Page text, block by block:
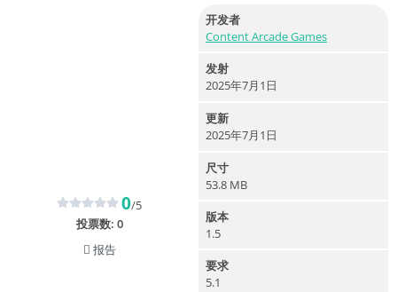
0/5
投票数: 0
报告
开发者
Content Arcade Games
发射
2025年7月1日
更新
2025年7月1日
尺寸
53.8 MB
版本
1.5
要求
5.1